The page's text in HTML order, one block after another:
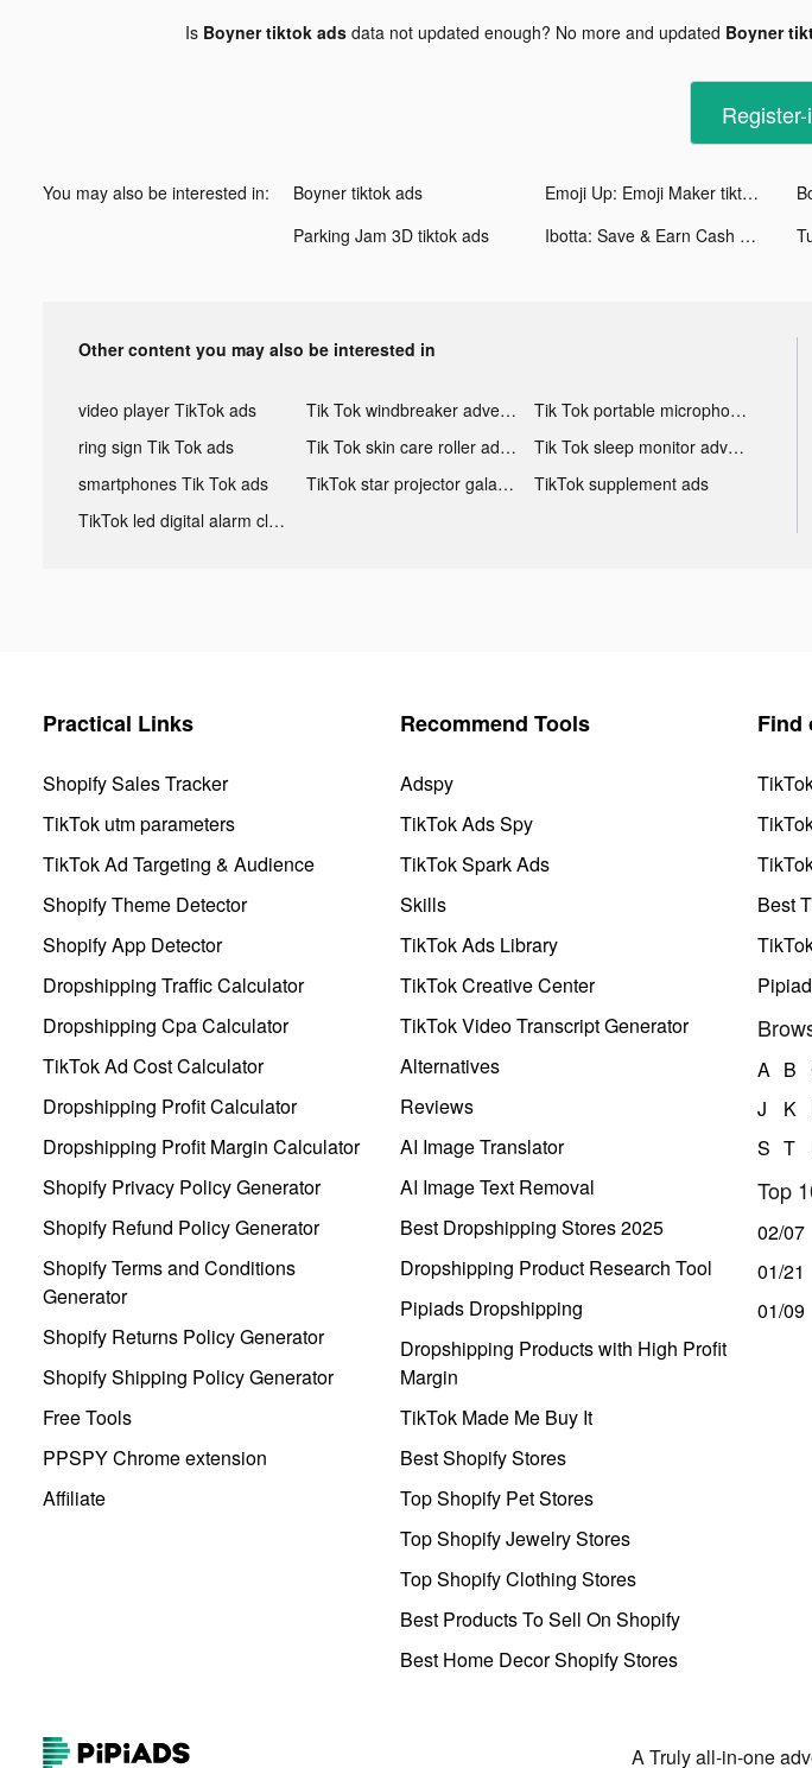
Is Boyner tiktok adsdata not updated enough? No more and updated Boyner
You may also be interested in: Boyner tiktok ads Emoji Up: Emoji Maker tiktok ads
Parking Jam 3D tiktok ads
Ibotta: Save & Earn Cash Back tiktok ads
Other content you may also be interested in
video player TikTok ads Tik Tok windbreaker advertising
Tik Tok portable microphone advertising
ring sign Tik Tok ads
Tik Tok skin care roller advertising
Tik Tok sleep monitor advertising
smartphones Tik Tok ads
TikTok star projector galaxy night light bluetooth ads
TikTok supplement ads
TikTok led digital alarm clock ads
Practical Links
Shopify Sales Tracker
TikTok utm parameters
TikTok Ad Targeting & Audience
Shopify Theme Detector
Shopify App Detector
Dropshipping Traffic Calculator
Dropshipping Cpa Calculator
TikTok Ad Cost Calculator
Dropshipping Profit Calculator
Dropshipping Profit Margin Calculator
Shopify Privacy Policy Generator
Shopify Refund Policy Generator
Shopify Terms and Conditions
Generator
Shopify Returns Policy Generator
Shopify Shipping Policy Generator
Free Tools
PPSPY Chrome extension
Affiliate
Recommend Tools
Adspy
TikTok Ads Spy
TikTok Spark Ads
Skills
TikTok Ads Library
TikTok Creative Center
TikTok Video Transcript Generator
Alternatives
Reviews
AI Image Translator
AI Image Text Removal
Best Dropshipping Stores 2025
Dropshipping Product Research Tool
Pipiads Dropshipping
Dropshipping Products with High Profit
Margin
TikTok Made Me Buy It
Best Shopify Stores
Top Shopify Pet Stores
Top Shopify Jewelry Stores
Top Shopify Clothing Stores
Best Products To Sell On Shopify
Best Home Decor Shopify Stores
Find
Best
A B
J
K
S T
Top
02/07
01/21
01/09
A Truly all-in-one